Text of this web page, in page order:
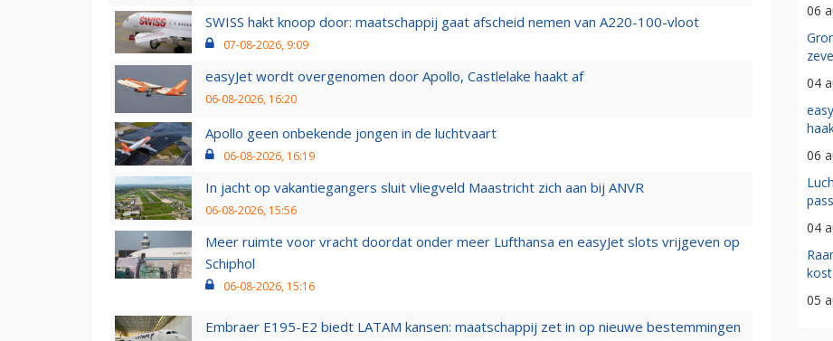
SWISS hakt knoop door: maatschappij gaat afscheid nemen van A220-100-vloot
07-08-2026, 9:09
easyJet wordt overgenomen door Apollo, Castlelake haakt af
06-08-2026, 16:20
Apollo geen onbekende jongen in de luchtvaart
06-08-2026, 16:19
In jacht op vakantiegangers sluit vliegveld Maastricht zich aan bij ANVR
06-08-2026, 15:56
Meer ruimte voor vracht doordat onder meer Lufthansa en easyJet slots vrijgeven op
Schiphol
06-08-2026, 15:16
Embraer E195-E2 biedt LATAM kansen: maatschappij zet in op nieuwe bestemmingen
06
04
06
04
05